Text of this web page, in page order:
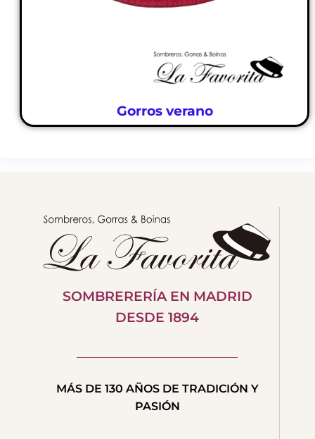
Gorros verano
SOMBRERERÍA EN MADRID
DESDE 1894
MÁS DE 130 AÑOS DE TRADICIÓN Y
PASIÓN